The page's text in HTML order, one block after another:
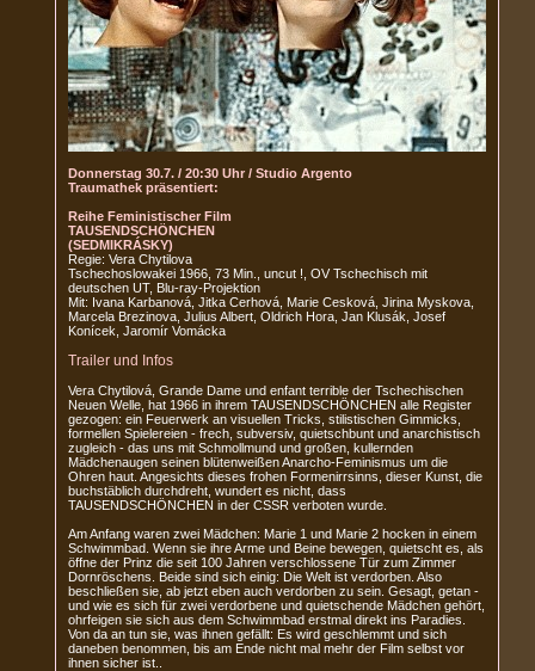
Donnerstag 30.7. / 20:30 Uhr / Studio Argento
Traumathek präsentiert:
Reihe Feministischer Film
TAUSENDSCHÖNCHEN
(SEDMIKRÁSKY)
Regie: Vera Chytilova
Tschechoslowakei 1966, 73 Min., uncut !, OV Tschechisch mit
deutschen UT, Blu-ray-Projektion
Mit: Ivana Karbanová, Jitka Cerhová, Marie Cesková, Jirina Myskova,
Marcela Brezinova, Julius Albert, Oldrich Hora, Jan Klusák, Josef
Konícek, Jaromír Vomácka
Trailer und Infos
Vera Chytilová, Grande Dame und enfant terrible der Tschechischen
Neuen Welle, hat 1966 in ihrem TAUSENDSCHÖNCHEN alle Register
gezogen: ein Feuerwerk an visuellen Tricks, stilistischen Gimmicks,
formellen Spielereien - frech, subversiv, quietschbunt und anarchistisch
zugleich - das uns mit Schmollmund und großen, kullernden
Mädchenaugen seinen blütenweißen Anarcho-Feminismus um die
Ohren haut. Angesichts dieses frohen Formenirrsinns, dieser Kunst, die
buchstäblich durchdreht, wundert es nicht, dass
TAUSENDSCHÖNCHEN in der CSSR verboten wurde.
Am Anfang waren zwei Mädchen: Marie 1 und Marie 2 hocken in einem
Schwimmbad. Wenn sie ihre Arme und Beine bewegen, quietscht es, als
öffne der Prinz die seit 100 Jahren verschlossene Tür zum Zimmer
Dornröschens. Beide sind sich einig: Die Welt ist verdorben. Also
beschließen sie, ab jetzt eben auch verdorben zu sein. Gesagt, getan -
und wie es sich für zwei verdorbene und quietschende Mädchen gehört,
ohrfeigen sie sich aus dem Schwimmbad erstmal direkt ins Paradies.
Von da an tun sie, was ihnen gefällt: Es wird geschlemmt und sich
daneben benommen, bis am Ende nicht mal mehr der Film selbst vor
ihnen sicher ist..